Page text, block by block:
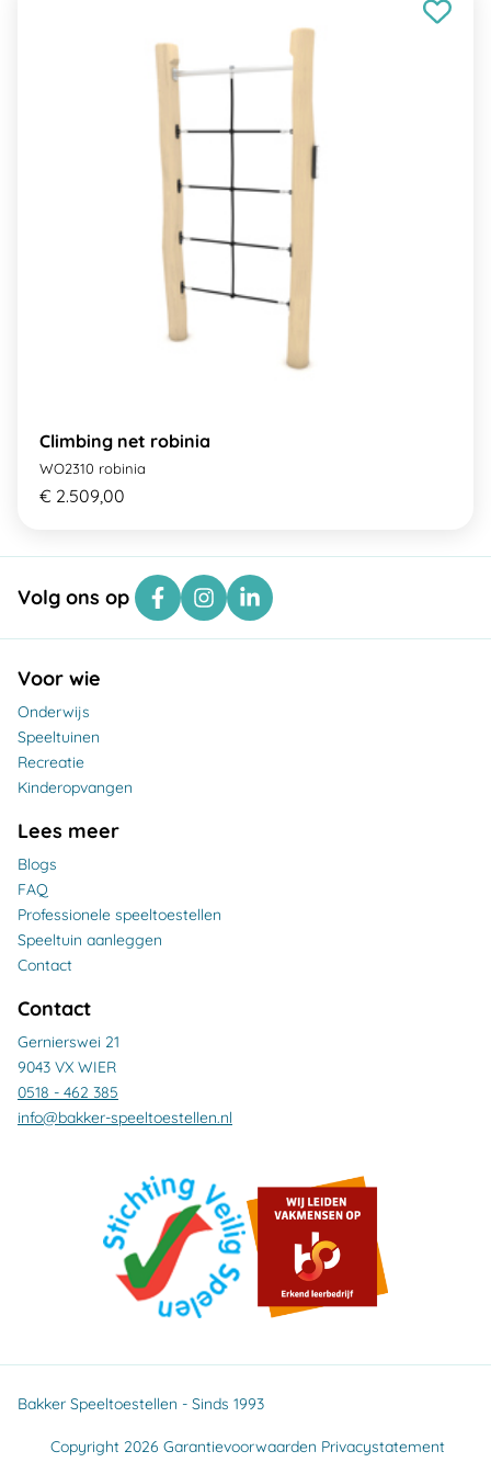
Climbing net robinia
WO2310 robinia
€ 2.509,00
Volg ons op
Voor wie
Onderwijs
Speeltuinen
Recreatie
Kinderopvangen
Lees meer
Blogs
FAQ
Professionele speeltoestellen
Speeltuin aanleggen
Contact
Contact
Gernierswei 21
9043 VX WIER
0518 - 462 385
info@bakker-speeltoestellen.nl
Bakker Speeltoestellen - Sinds 1993
Copyright 2026 Garantievoorwaarden Privacystatement